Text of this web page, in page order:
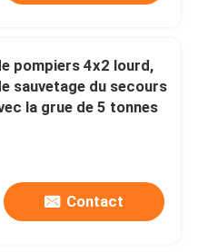
pompiers 4x2 lourd,
sauvetage du secours
la grue de 5 tonnes
Contact